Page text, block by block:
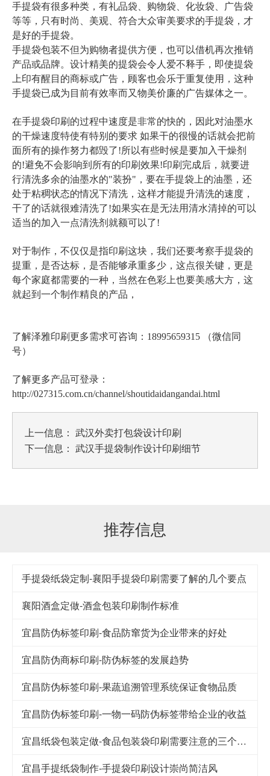
手提袋有很多种类，有礼品袋、购物袋、化妆袋、广告袋
等等，只有时尚、美观、符合大众审美要求的手提袋，才
是好的手提袋。
手提袋包装不但为购物者提供方便，也可以借机再次推销
产品或品牌。设计精美的提袋会令人爱不释手，即使提袋
上印有醒目的商标或广告，顾客也会乐于重复使用，这种
手提袋已成为目前有效率而又物美价廉的广告媒体之一。
在手提袋印刷的过程中速度是非常的快的，因此对油墨水
的干燥速度特使有特别的要求 如果干的很慢的话就会把前
面所有的操作努力都毁了!所以有些时候是要加入干燥剂
的!避免不会影响到所有的印刷效果!印刷完成后，就要进
行清洗多余的油墨水的"装扮"，要在手提袋上的油墨，还
处于粘稠状态的情况下清洗，这样才能提升清洗的速度，
干了的话就很难清洗了!如果实在是无法用清水清掉的可以
适当的加入一点清洗剂就额可以了!
对于制作，不仅仅是指印刷这块，我们还要考察手提袋的
提重，是否达标，是否能够承重多少，这点很关键，更是
每个家庭都需要的一种，当然在色彩上也要美感大方，这
就起到一个制作精良的产品，
了解泽雅印刷更多需求可咨询：18995659315 （微信同
号）
了解更多产品可登录：
http://027315.com.cn/channel/shoutidaidangandai.html
上一信息： 武汉外卖打包袋设计印刷
下一信息： 武汉手提袋制作设计印刷细节
推荐信息
手提袋纸袋定制-襄阳手提袋印刷需要了解的几个要点
襄阳酒盒定做-酒盒包装印刷制作标准
宜昌防伪标签印刷-食品防窜货为企业带来的好处
宜昌防伪商标印刷-防伪标签的发展趋势
宜昌防伪标签印刷-果蔬追溯管理系统保证食物品质
宜昌防伪标签印刷-一物一码防伪标签带给企业的收益
宜昌纸袋包装定做-食品包装袋印刷需要注意的三个细节
宜昌手提纸袋制作-手提袋印刷设计崇尚简洁风